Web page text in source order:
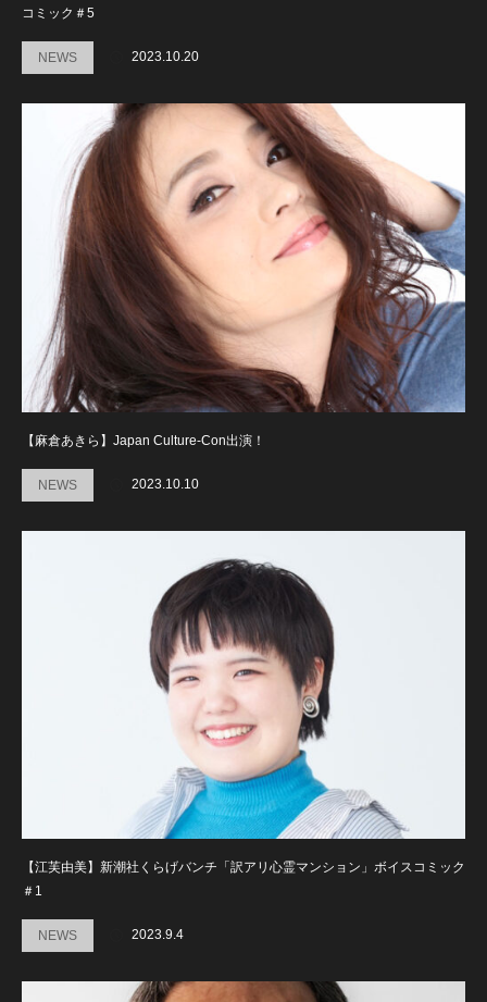
コミック＃5
NEWS 2023.10.20
【麻倉あきら】Japan Culture-Con出演！
NEWS 2023.10.10
【江芙由美】新潮社くらげバンチ「訳アリ心霊マンション」ボイスコミック
＃1
NEWS 2023.9.4